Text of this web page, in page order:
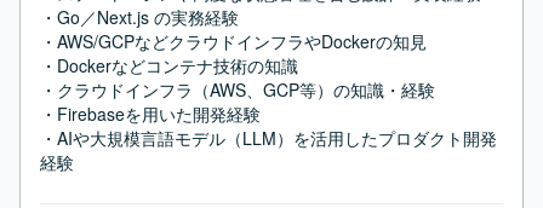
・Go／Next.js の実務経験
・AWS/GCPなどクラウドインフラやDockerの知見
・Dockerなどコンテナ技術の知識
・クラウドインフラ（AWS、GCP等）の知識・経験
・Firebaseを用いた開発経験
・AIや大規模言語モデル（LLM）を活用したプロダクト開発
経験